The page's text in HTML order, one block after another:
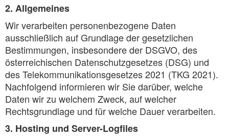
2. Allgemeines
Wir verarbeiten personenbezogene Daten
ausschließlich auf Grundlage der gesetzlichen
Bestimmungen, insbesondere der DSGVO, des
österreichischen Datenschutzgesetzes (DSG) und
des Telekommunikationsgesetzes 2021 (TKG 2021).
Nachfolgend informieren wir Sie darüber, welche
Daten wir zu welchem Zweck, auf welcher
Rechtsgrundlage und für welche Dauer verarbeiten.
3. Hosting und Server-Logfiles